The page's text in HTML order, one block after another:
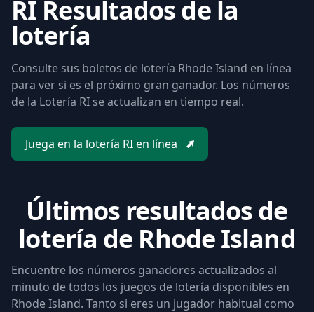
RI Resultados de la
lotería
Consulte sus boletos de lotería Rhode Island en línea
para ver si es el próximo gran ganador. Los números
de la Lotería RI se actualizan en tiempo real.
Juega en la lotería RI en línea
Últimos resultados de
lotería de Rhode Island
Encuentre los números ganadores actualizados al
minuto de todos los juegos de lotería disponibles en
Rhode Island. Tanto si eres un jugador habitual como